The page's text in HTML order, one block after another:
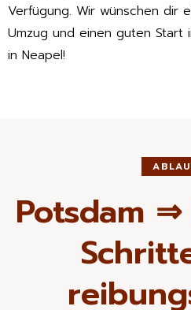
Verfügung. Wir wünschen dir
Umzug und einen guten Start
in Neapel!
Potsdam